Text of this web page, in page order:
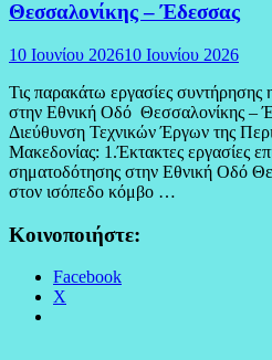
Θεσσαλονίκης – Έδεσσας
10 Ιουνίου 202610 Ιουνίου 2026
Τις παρακάτω εργασίες συντήρησης
στην Εθνική Οδό Θεσσαλονίκης –
Διεύθυνση Τεχνικών Έργων της
Μακεδονίας: 1.Έκτακτες εργασίες
σηματοδότησης στην Εθνική Οδό
στον ισόπεδο κόμβο …
Κοινοποιήστε:
Facebook
X